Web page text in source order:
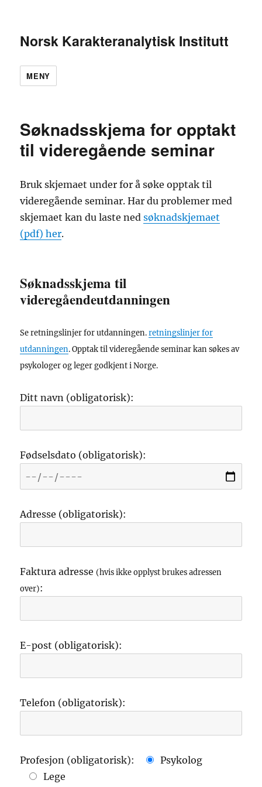
Norsk Karakteranalytisk Institutt
MENY
Søknadsskjema for opptakt
til videregående seminar
Bruk skjemaet under for å søke opptak til
videregående seminar. Har du problemer med
skjemaet kan du laste nedsøknadskjemaet
(pdf) her.
Søknadsskjema til
videregåendeutdanningen
Se retningslinjer for utdanningen.retningslinjer for
utdanningen. Opptak til videregående seminar kan søkes av
psykologer og leger godkjent i Norge.
Ditt navn (obligatorisk):
Fødselsdato (obligatorisk):
Adresse (obligatorisk):
Faktura adresse(hvis ikke opplyst brukes adressen
over):
E-post (obligatorisk):
Telefon (obligatorisk):
Profesjon (obligatorisk):
Psykolog
Lege